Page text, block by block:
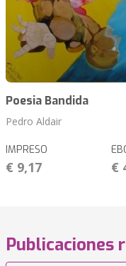
Poesia Bandida
Pedro Aldair
IMPRESO
€ 9,17 €
Publicaciones